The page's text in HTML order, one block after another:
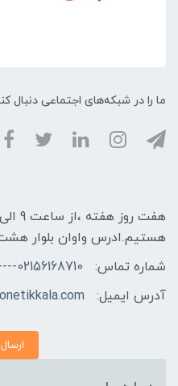
ما را در شبکه‌های اجتماعی دنبال
هستیم.ادرس واوان بلوار
شماره تماس:
02156168710----09376779107
آدرس ایمیل: